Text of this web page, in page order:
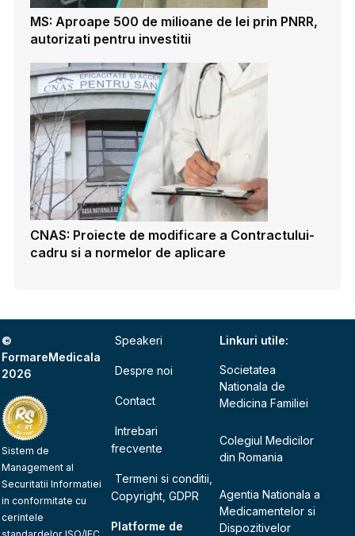
MS: Aproape 500 de milioane de lei prin PNRR,
autorizati pentru investitii
CNAS: Proiecte de modificare a Contractului-
cadru si a normelor de aplicare
©
FormareMedicala
2026
Sistem de
Management al
Securitatii Informatiei
in conformitate cu
cerintele
Speakeri
Despre noi
Contact
Intrebari
frecvente
Termeni si conditii,
Copyright, GDPR
Platforme de
Linkuri utile:
Societatea
Nationala de
Medicina Familiei
Colegiul Medicilor
din Romania
Agentia Nationala a
Medicamentelor si
Dispozitivelor